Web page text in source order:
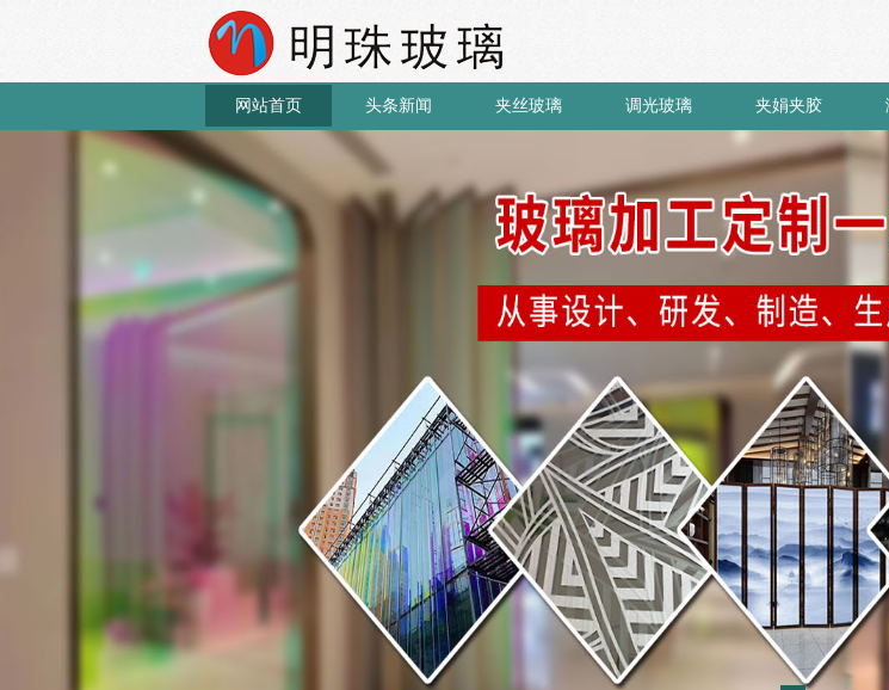
网站首页 头条新闻 夹丝玻璃 调光玻璃 夹娟夹胶